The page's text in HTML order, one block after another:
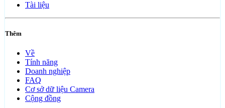
Tài liệu
Thêm
Về
Tính năng
Doanh nghiệp
FAQ
Cơ sở dữ liệu Camera
Cộng đồng